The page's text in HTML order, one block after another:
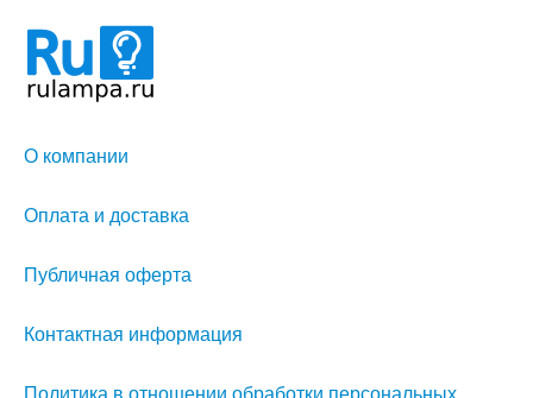
О компании
Оплата и доставка
Публичная оферта
Контактная информация
Политика в отношении обработки персональных